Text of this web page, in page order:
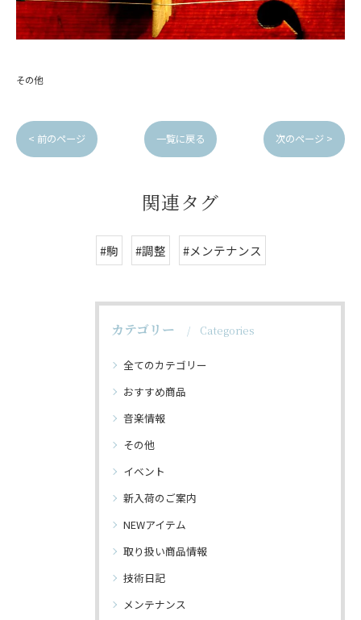
その他
< 前のページ 一覧に戻る 次のページ >
関連タグ
#駒 #調整 #メンテナンス
カテゴリー Categories
全てのカテゴリー
おすすめ商品
音楽情報
その他
イベント
新入荷のご案内
NEWアイテム
取り扱い商品情報
技術日記
メンテナンス